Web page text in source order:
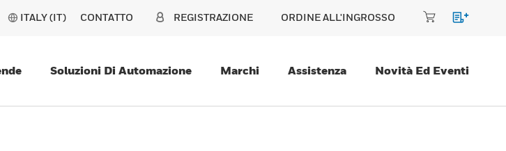
ITALY (IT) CONTATTO REGISTRAZIONE ORDINE ALL'INGROSSO
Soluzioni Di Automazione Marchi Assistenza Novità Ed Eventi